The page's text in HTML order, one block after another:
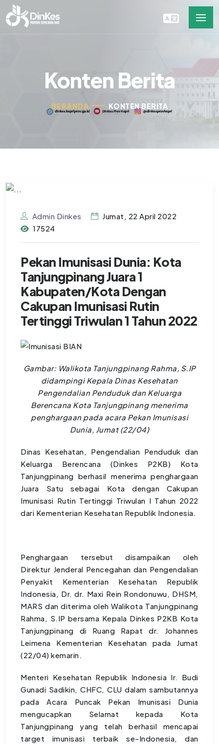
Konten Berita
BERANDA KONTEN BERITA
Admin Dinkes
Jumat, 22 April 2022
17524
Pekan Imunisasi Dunia: Kota
Tanjungpinang Juara 1
Kabupaten/Kota Dengan
Cakupan Imunisasi Rutin
Tertinggi Triwulan 1 Tahun 2022
Gambar: Walikota Tanjungpinang Rahma, S.IP
didampingi Kepala Dinas Kesehatan
Pengendalian Penduduk dan Keluarga
Berencana Kota Tanjungpinang menerima
penghargaan pada acara Pekan Imunisasi
Dunia, Jumat (22/04)
Dinas Kesehatan, Pengendalian Penduduk dan
Keluarga Berencana (Dinkes P2KB) Kota
Tanjungpinang berhasil menerima penghargaan
Juara Satu sebagai Kota dengan Cakupan
Imunisasi Rutin Tertinggi Triwulan I Tahun 2022
dari Kementerian Kesehatan Republik Indonesia.
Penghargaan tersebut disampaikan oleh
Direktur Jenderal Pencegahan dan Pengendalian
Penyakit Kementerian Kesehatan Republik
Indonesia, Dr. dr. Maxi Rein Rondonuwu, DHSM,
MARS dan diterima oleh Walikota Tanjungpinang
Rahma, S.IP bersama Kepala Dinkes P2KB Kota
Tanjungpinang di Ruang Rapat dr. Johannes
Leimena Kementerian Kesehatan pada Jumat
(22/04) kemarin.
Menteri Kesehatan Republik Indonesia Ir. Budi
Gunadi Sadikin, CHFC, CLU dalam sambutannya
pada Acara Puncak Pekan Imunisasi Dunia
mengucapkan Selamat kepada Kota
Tanjungpinang yang telah berhasil mencapai
target imunisasi terbaik se-Indonesia, dan